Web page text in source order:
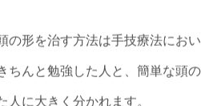
の形を治す方法は手技療法にお
ちんと勉強した人と、簡単な頭
人に大きく分かれます。